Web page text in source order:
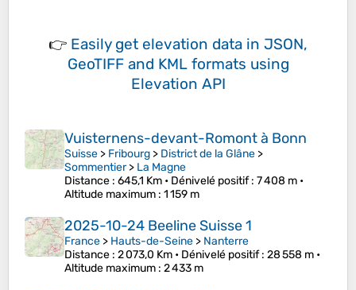
👉 Easily get elevation data in JSON,
GeoTIFF and KML formats using
Elevation API
Vuisternens-devant-Romont à Bonn
Suisse > Fribourg > District de la Glâne >
Sommentier> La Magne
Distance : 645,1 Km • Dénivelé positif: 7 408 m •
Altitude maximum : 1 159 m
2025-10-24 Beeline Suisse 1
France > Hauts-de-Seine > Nanterre
Distance : 2 073,0 Km • Dénivelé positif: 28 558 m •
Altitude maximum : 2 433 m